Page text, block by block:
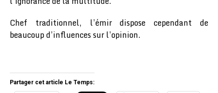
Chef traditionnel, l’émir dispose cependant de
beaucoup d’influences sur l’opinion.
Partager cet article Le Temps: